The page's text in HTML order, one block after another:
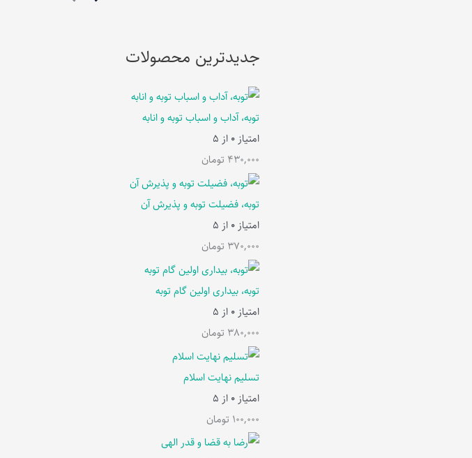
جدیدترین محصولات
توبه، آداب و اسباب توبه و انابه
امتیاز 0 از 5
430,000 تومان
توبه، فضیلت توبه و پذیرش آن
امتیاز 0 از 5
370,000 تومان
توبه، بیداری اولین گام توبه
امتیاز 0 از 5
380,000 تومان
تسلیم نهایت اسلام
امتیاز 0 از 5
100,000 تومان